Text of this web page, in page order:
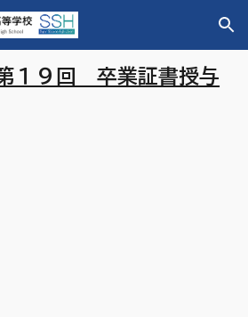
Skip to navigation
１９回 卒業証書授与